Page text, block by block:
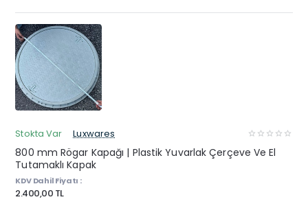
Stokta Var Luxwares
800 mm Rögar Kapağı | Plastik Yuvarlak Çerçeve Ve El
Tutamaklı Kapak
KDV Dahil Fiyatı :
2.400,00 TL